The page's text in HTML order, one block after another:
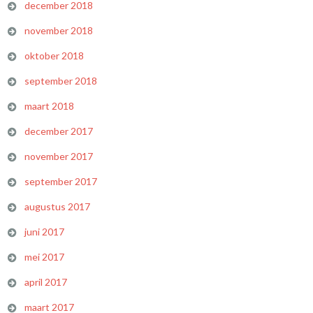
december 2018
november 2018
oktober 2018
september 2018
maart 2018
december 2017
november 2017
september 2017
augustus 2017
juni 2017
mei 2017
april 2017
maart 2017